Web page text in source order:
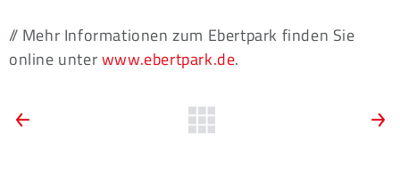
// Mehr Informationen zum Ebertpark finden Sie
online unterwww.ebertpark.de.
ARTIKEL-
Zurück
zur